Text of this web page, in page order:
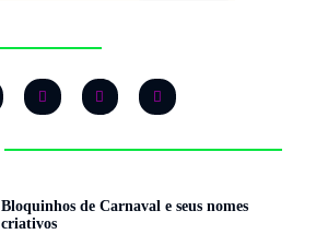
Bloquinhos de Carnaval e seus nomes
criativos